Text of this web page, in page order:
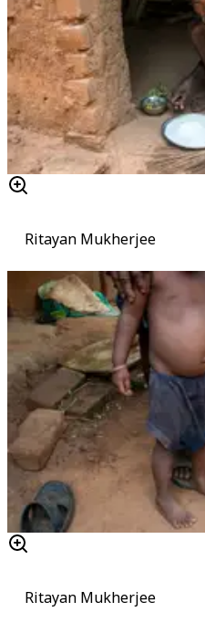
Ritayan Mukherjee
Ritayan Mukherjee